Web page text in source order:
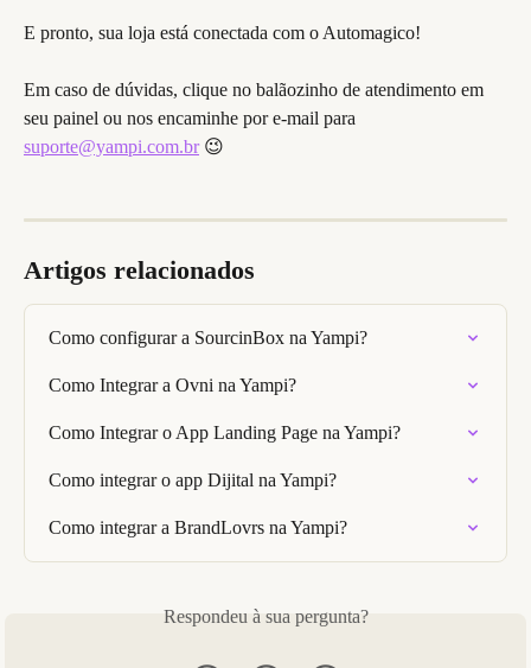
E pronto, sua loja está conectada com o Automagico!
Em caso de dúvidas, clique no balãozinho de atendimento em
seu painel ou nos encaminhe por e-mail para
suporte@yampi.com.br 😉
Artigos relacionados
Como configurar a SourcinBox na Yampi?
Como Integrar a Ovni na Yampi?
Como Integrar o App Landing Page na Yampi?
Como integrar o app Dijital na Yampi?
Como integrar a BrandLovrs na Yampi?
Respondeu à sua pergunta?